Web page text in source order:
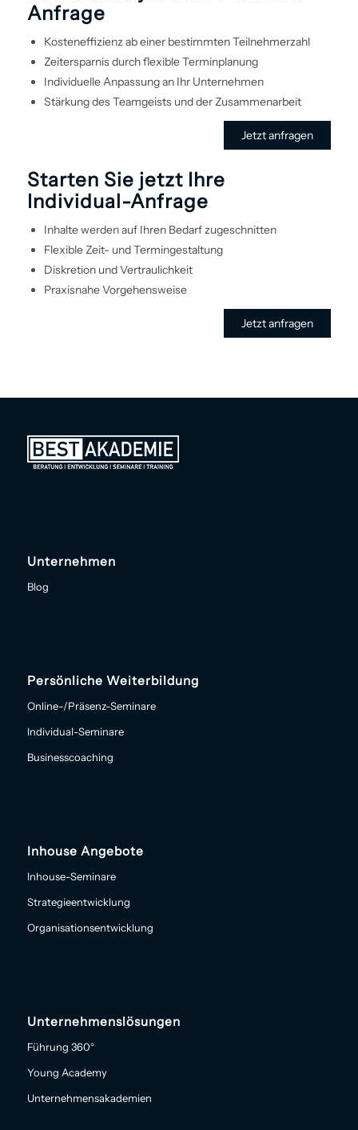
Anfrage
Kosteneffizienz ab einer bestimmten Teilnehmerzahl
Zeitersparnis durch flexible Terminplanung
Individuelle Anpassung an Ihr Unternehmen
Stärkung des Teamgeists und der Zusammenarbeit
Jetzt anfragen
Starten Sie jetzt Ihre
Individual-Anfrage
Inhalte werden auf Ihren Bedarf zugeschnitten
Flexible Zeit- und Termin­gestaltung
Diskretion und Vertraulichkeit
Praxisnahe Vorgehens­weise
Jetzt anfragen
Unternehmen
Blog
Persönliche Weiterbildung
Online-/Präsenz-Seminare
Individual-Seminare
Businesscoaching
Inhouse Angebote
Inhouse-Seminare
Strategieentwicklung
Organisationsentwicklung
Unternehmenslösungen
Führung 360°
Young Academy
Unternehmensakademien